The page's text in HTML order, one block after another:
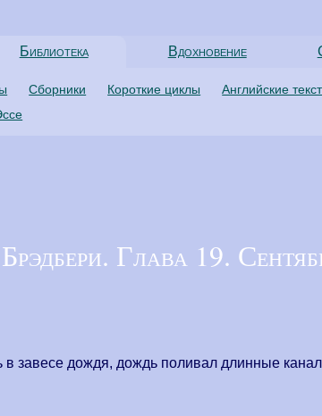
Библиотека Вдохновение
Сборники Короткие циклы Английские
Глава 19.
в завесе дождя, дождь поливал длинные